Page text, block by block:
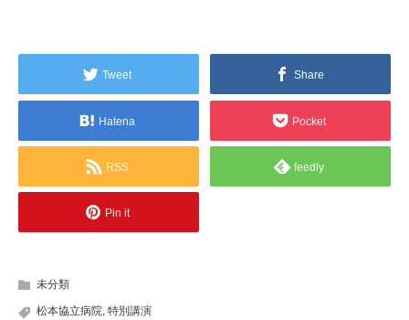
Tweet Share
Hatena Pocket
RSS feedly
Pin it
未分類
松本協立病院, 特別講演